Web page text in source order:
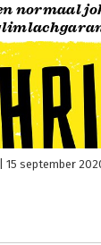
normaal
15 september